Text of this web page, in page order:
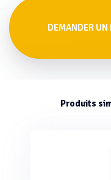
DEMANDER UN
Produits